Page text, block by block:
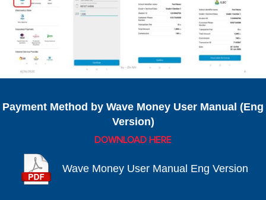
Payment Method by Wave Money User Manual (Eng
Version)
DOWNLOAD HERE
Wave Money User Manual Eng Version